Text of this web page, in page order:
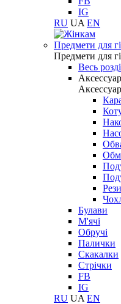
IG
RU UA EN
Предмети для
Предмети для
Весь
Булави
М'ячі
Обручі
Палички
Скакалки
Стрічки
FB
IG
RU UA EN